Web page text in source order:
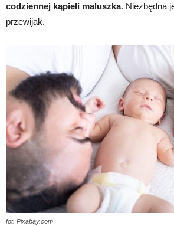
codziennej kąpieli maluszka. Niezbędna
przewijak.
fot. Pixabay.com